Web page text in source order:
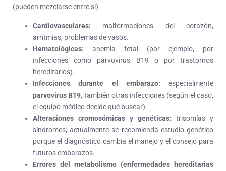
(pueden mezclarse entre sí):
Cardiovasculares: malformaciones del corazón,
arritmias, problemas de vasos.
Hematológicas: anemia fetal (por ejemplo, por
infecciones como parvovirus B19 o por trastornos
hereditarios).
Infecciones durante el embarazo: especialmente
parvovirus B19, también otras infecciones (según el caso,
el equipo médico decide qué buscar).
Alteraciones cromosómicas y genéticas: trisomías y
síndromes; actualmente se recomienda estudio genético
porque el diagnóstico cambia el manejo y el consejo para
futuros embarazos.
Errores del metabolismo (enfermedades hereditarias